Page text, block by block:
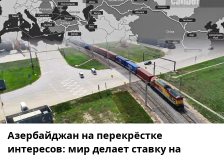
Азербайджан на перекрёстке
интересов: мир делает ставку на